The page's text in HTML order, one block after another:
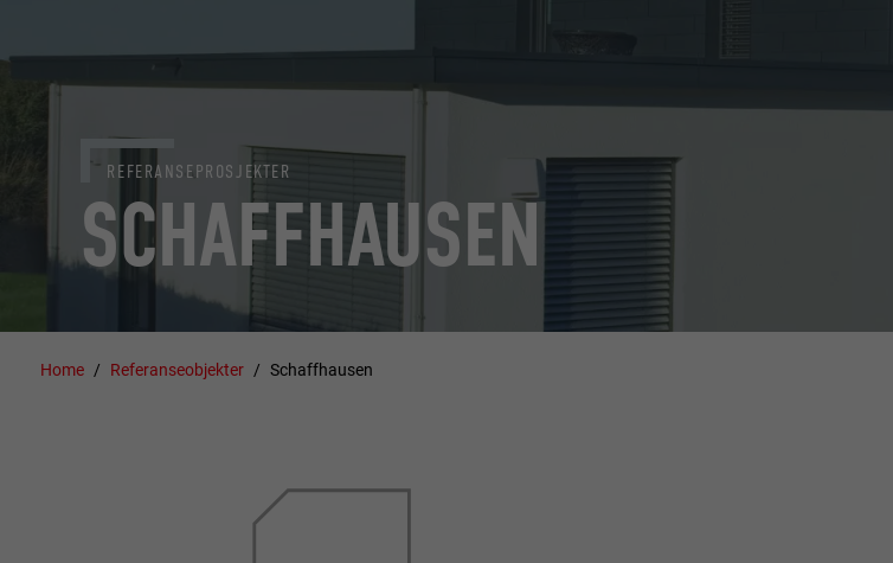
SCHAFFHAUSEN
REFERANSEPROSJEKTER
Home Referanseobjekter Schaffhausen